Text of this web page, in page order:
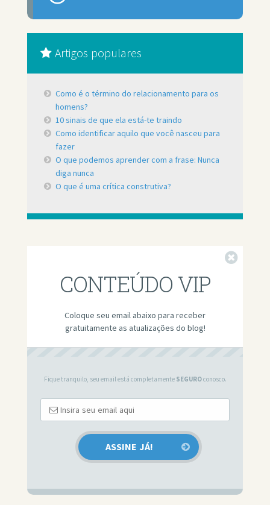
Artigos populares
Como é o término do relacionamento para os
homens?
10 sinais de que ela está-te traindo
Como identificar aquilo que você nasceu para
fazer
O que podemos aprender com a frase: Nunca
diga nunca
O que é uma crítica construtiva?
CONTEÚDO VIP
Coloque seu email abaixo para receber
gratuitamente as atualizações do blog!
Fique tranquilo, seu email está completamente SEGUROconosco.